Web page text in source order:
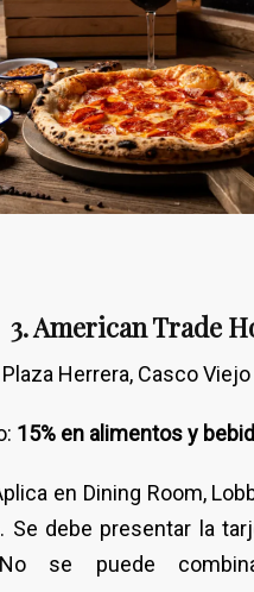
3. American Trade
Herrera, Casco Viejo
15% en alimentos y
en Dining Room,
Se debe presentar la
se puede